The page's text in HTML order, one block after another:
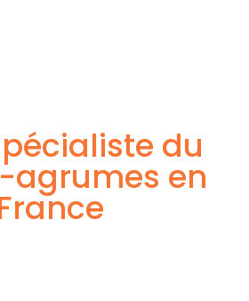
du
agrumes en